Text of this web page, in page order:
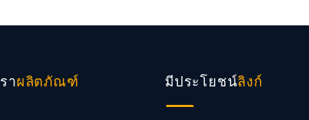
าผลิตภัณฑ์ มีประโยชน์ลิงก์